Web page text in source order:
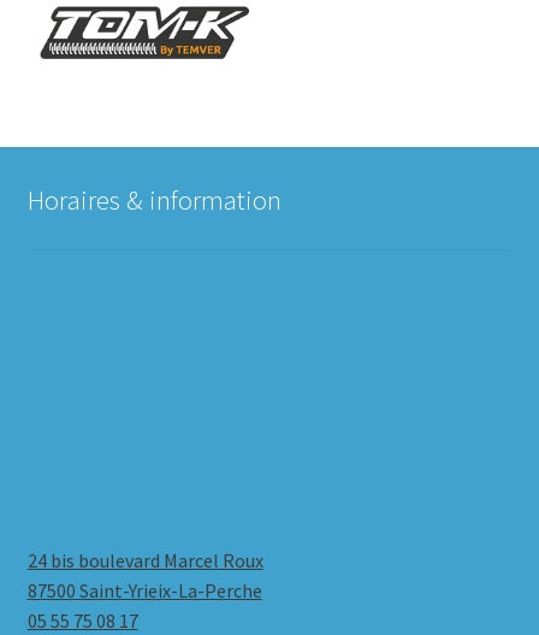
Horaires & information
24 bis boulevard Marcel Roux
87500 Saint-Yrieix-La-Perche
05 55 75 08 17